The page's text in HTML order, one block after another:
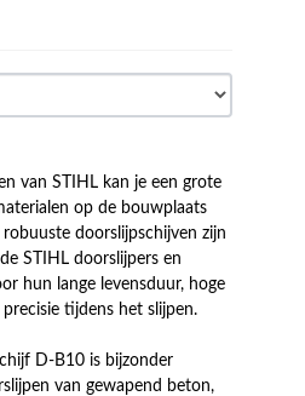
van STIHL kan je een grote
op de bouwplaats
doorslijpschijven zijn
STIHL doorslijpers en
hun lange levensduur, hoge
tijdens het slijpen.
D-B10 is bijzonder
van gewapend beton,